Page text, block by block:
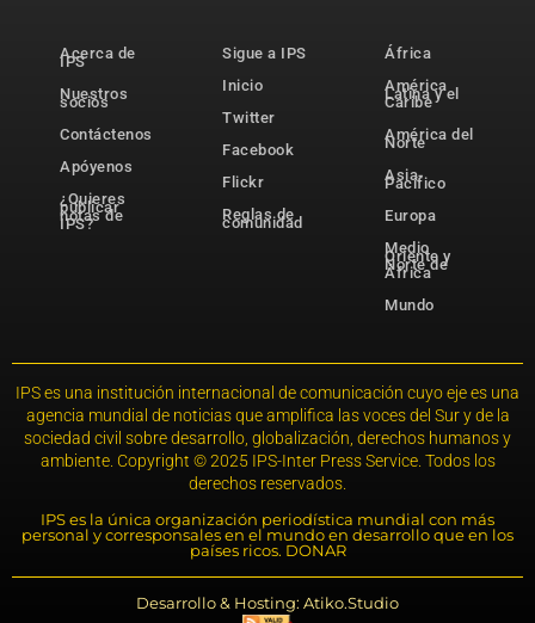
Acerca de
IPS
Nuestros
socios
Contáctenos
Apóyenos
¿Quieres
publicar
notas de
IPS?
Sigue a IPS
Inicio
Twitter
Facebook
Flickr
Reglas de
comunidad
África
América
Latina y el
Caribe
América del
Norte
Asia-
Pacífico
Europa
Medio
Oriente y
Norte de
África
Mundo
IPS es una institución internacional de comunicación cuyo eje es una
agencia mundial de noticias que amplifica las voces del Sur y de la
sociedad civil sobre desarrollo, globalización, derechos humanos y
ambiente. Copyright © 2025 IPS-Inter Press Service. Todos los
derechos reservados.
IPS es la única organización periodística mundial con más
personal y corresponsales en el mundo en desarrollo que en los
países ricos. DONAR
Desarrollo & Hosting: Atiko.Studio